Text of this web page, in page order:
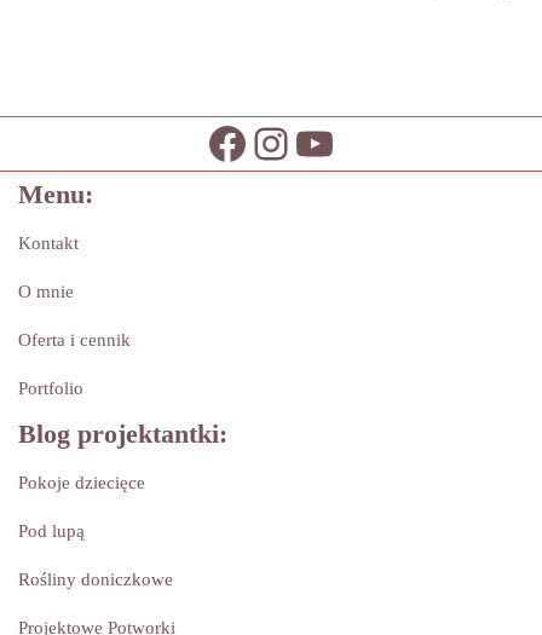
Menu:
Kontakt
O mnie
Oferta i cennik
Portfolio
Blog projektantki:
Pokoje dziecięce
Pod lupą
Rośliny doniczkowe
Projektowe Potworki